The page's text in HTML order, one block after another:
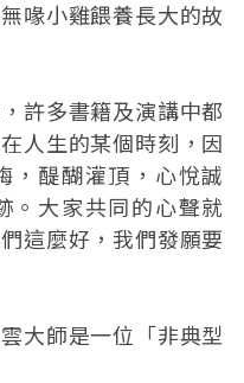
喙小雞餵養長大的故
許多書籍及演講中都
人生的某個時刻，因
，醍醐灌頂，心悅誠
。大家共同的心聲就
這麼好，我們發願要
大師是一位「非典型